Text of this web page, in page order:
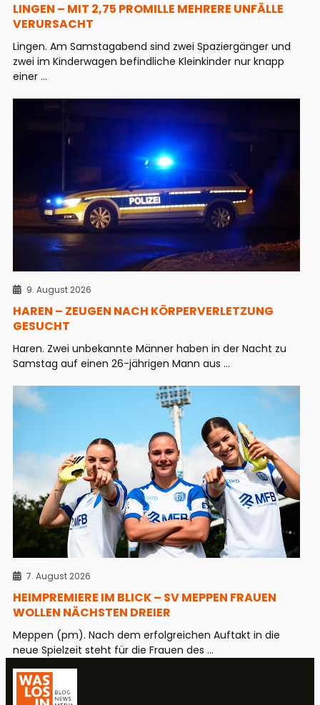
LINGEN – MIT 2,75 PROMILLE MEHRERE UNFÄLLE
VERURSACHT
Lingen. Am Samstagabend sind zwei Spaziergänger und
zwei im Kinderwagen befindliche Kleinkinder nur knapp
einer ...
9. August 2026
HAREN – ZEUGEN NACH KÖRPERVERLETZUNG
GESUCHT
Haren. Zwei unbekannte Männer haben in der Nacht zu
Samstag auf einen 26-jährigen Mann aus ...
7. August 2026
HEIMPREMIERE IM BLICK – SV MEPPEN FRAUEN
WOLLEN NÄCHSTEN DREIER
Meppen (pm). Nach dem erfolgreichen Auftakt in die
neue Spielzeit steht für die Frauen des ...